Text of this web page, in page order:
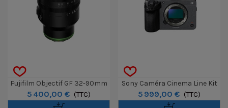
Fujifilm Objectif GF 32-90mm
T3.5 PZ OIS WR
5 400,00 € (TTC)
Sony Caméra Cinema Line Kit
FX5 Avec Poignée XLR-H2
5 999,00 € (TTC)